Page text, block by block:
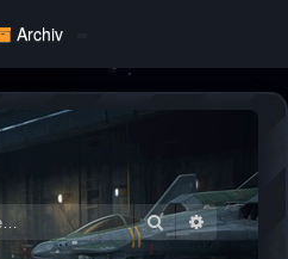
Archiv
Suche Erweiterte